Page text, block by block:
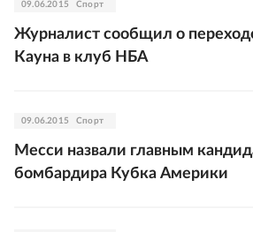
09.06.2015 Спорт
Журналист сообщил о
Кауна в клуб НБА
09.06.2015 Спорт
Месси назвали главным
бомбардира Кубка Америки